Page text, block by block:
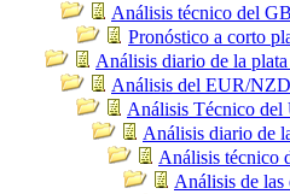
Análisis técnico del
Pronóstico a corto
Análisis diario de la
Análisis del EUR/
Análisis Técnico
Análisis diario de
Análisis técnico
Análisis de